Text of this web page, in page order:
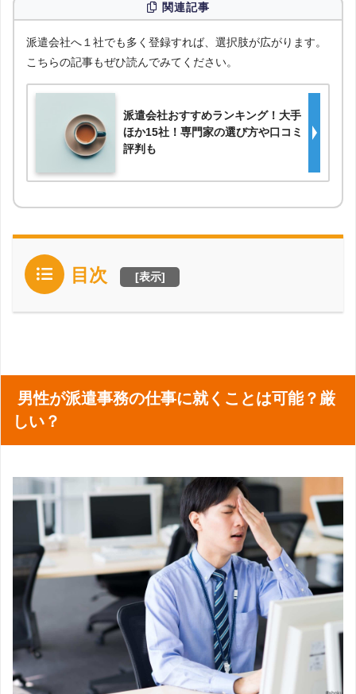
関連記事
派遣会社へ１社でも多く登録すれば、選択肢が広がります。
こちらの記事もぜひ読んでみてください。
派遣会社おすすめランキング！大手
ほか15社！専門家の選び方や口コミ
評判も
目次 [表示]
男性が派遣事務の仕事に就くことは可能？厳
しい？